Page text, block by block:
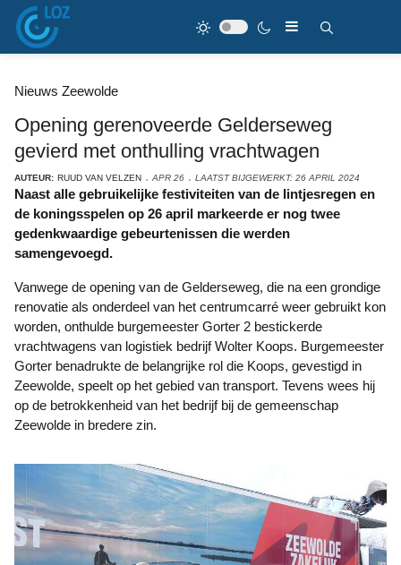
Nieuws Zeewolde
Opening gerenoveerde Gelderseweg
gevierd met onthulling vrachtwagen
AUTEUR: RUUD VAN VELZEN APR 26 LAATST BIJGEWERKT: 26 APRIL 2024
Naast alle gebruikelijke festiviteiten van de lintjesregen en
de koningsspelen op 26 april markeerde er nog twee
gedenkwaardige gebeurtenissen die werden
samengevoegd.
Vanwege de opening van de Gelderseweg, die na een grondige
renovatie als onderdeel van het centrumcarré weer gebruikt kon
worden, onthulde burgemeester Gorter 2 bestickerde
vrachtwagens van logistiek bedrijf Wolter Koops. Burgemeester
Gorter benadrukte de belangrijke rol die Koops, gevestigd in
Zeewolde, speelt op het gebied van transport. Tevens wees hij
op de betrokkenheid van het bedrijf bij de gemeenschap
Zeewolde in bredere zin.